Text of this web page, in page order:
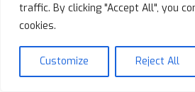
traffic. By clicking "Accept All", you
cookies.
Customize Reject All